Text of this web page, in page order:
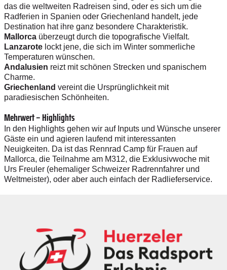
das die weltweiten Radreisen sind, oder es sich um die
Radferien in Spanien oder Griechenland handelt, jede
Destination hat ihre ganz besondere Charakteristik.
Mallorca überzeugt durch die topografische Vielfalt.
Lanzarote lockt jene, die sich im Winter sommerliche
Temperaturen wünschen.
Andalusien reizt mit schönen Strecken und spanischem
Charme.
Griechenland vereint die Ursprünglichkeit mit
paradiesischen Schönheiten.
Mehrwert – Highlights
In den Highlights gehen wir auf Inputs und Wünsche unserer
Gäste ein und agieren laufend mit interessanten
Neuigkeiten. Da ist das Rennrad Camp für Frauen auf
Mallorca, die Teilnahme am M312, die Exklusivwoche mit
Urs Freuler (ehemaliger Schweizer Radrennfahrer und
Weltmeister), oder aber auch einfach der Radlieferservice.